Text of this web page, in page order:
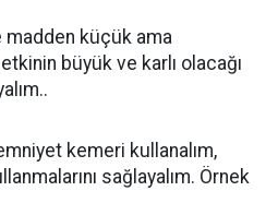
madden küçük ama
büyük ve karlı olacağı
kemeri kullanalım,
sağlayalım. Örnek